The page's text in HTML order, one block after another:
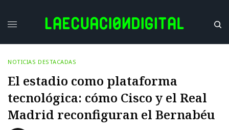
NOTICIAS DESTACADAS
El estadio como plataforma
tecnológica: cómo Cisco y el Real
Madrid reconfiguran el Bernabéu